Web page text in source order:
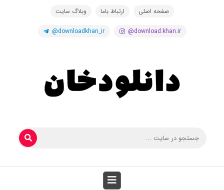
صفحه اصلی ارتباط باما وبلاگ سایت
@download.khan.ir
@downloadkhan_ir